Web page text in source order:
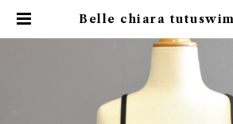
Belle chiara